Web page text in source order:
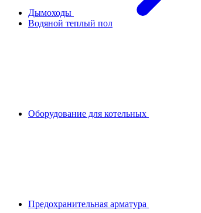
Дымоходы
Водяной теплый пол
Оборудование для котельных
Предохранительная арматура